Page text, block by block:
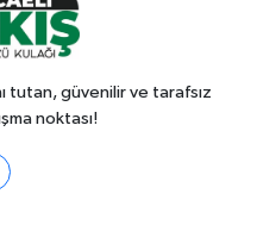
tutan, güvenilir ve tarafsız
noktası!